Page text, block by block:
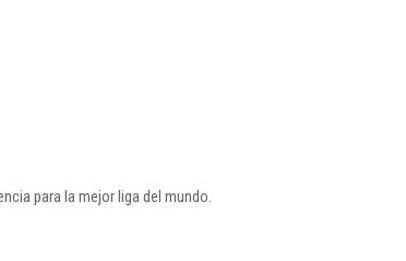
para la mejor liga del mundo.